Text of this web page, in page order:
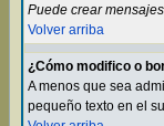
Puede crear
Volver arriba
¿Cómo modifico o
A menos que sea
pequeño texto en el